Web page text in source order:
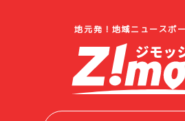
地元発！地域ニュースポ